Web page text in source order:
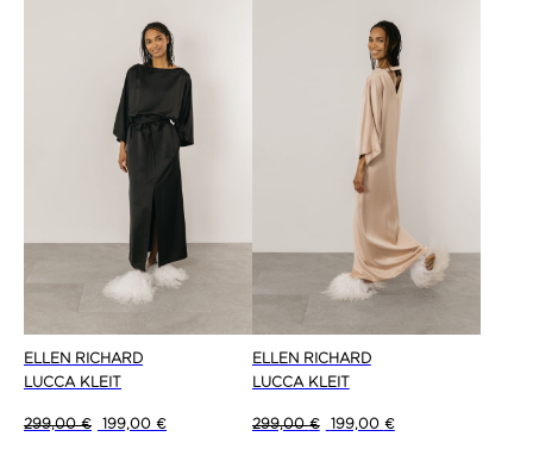
ELLEN RICHARD
LUCCA KLEIT
299,00€ Algne hind oli: 299,00 €.
199,00 €Current price is: 199,00 €.
ELLEN RICHARD
LUCCA KLEIT
299,00€ Algne hind oli: 299,00 €.
199,00 €Current price is: